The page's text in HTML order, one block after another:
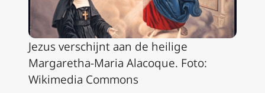
Jezus verschijnt aan de heilige
Margaretha-Maria Alacoque. Foto:
Wikimedia Commons